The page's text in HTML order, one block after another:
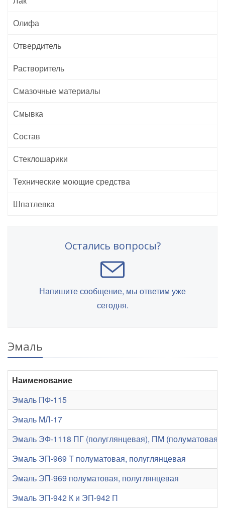
Олифа
Отвердитель
Растворитель
Смазочные материалы
Смывка
Состав
Стеклошарики
Технические моющие средства
Шпатлевка
Остались вопросы?
Напишите сообщение, мы ответим уже
сегодня.
Эмаль
Наименование
Эмаль ПФ-115
Эмаль МЛ-17
Эмаль ЭФ-1118 ПГ (полуглянцевая), ПМ
Эмаль ЭП-969 Т полуматовая, полуглянцевая
Эмаль ЭП-969 полуматовая, полуглянцевая
Эмаль ЭП-942 К и ЭП-942 П